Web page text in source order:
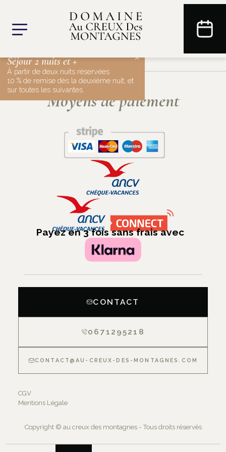
Moyens de paiement
Payez en 3 fois sans frais avec
CONTACT
0671295218
CONTACT@AU-CREUX-DES-MONTAGNES.COM
CGV
Mentions Légale
Copyright © au creux des montagnes - Tous droits réservés
×
Séjour 2 nuits et +
À partir de deux nuits réservées
10 % de remise dès la deuxième nuit, et
sur toutes les suivantes.